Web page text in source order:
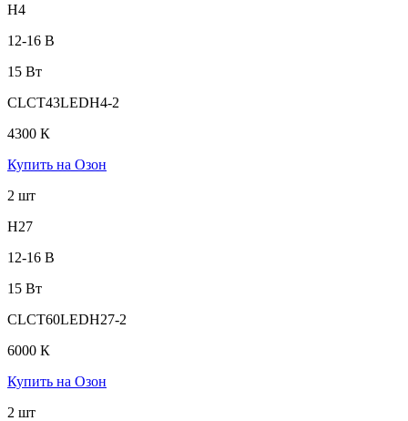
H4
12-16 В
15 Вт
CLCT43LEDH4-2
4300 К
Купить на Озон
2 шт
H27
12-16 В
15 Вт
CLCT60LEDH27-2
6000 К
Купить на Озон
2 шт